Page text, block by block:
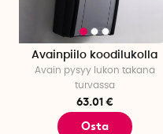
Avainpiilo koodilukolla
Avain pysyy lukon takana
turvassa
63.01 €
Osta